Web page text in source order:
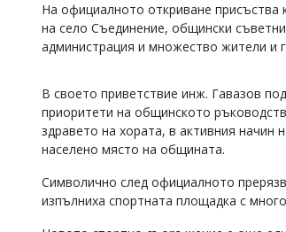
редактор:
Колев,
Коментарите
статиите
читателите
На официалното откриване
на село Съединение, общински
администрация и множество жители и
В своето приветствие инж. Гавазов
приоритети на общинското
здравето на хората, в активния
населено място на общината.
Символично след официалното
изпълниха спортната площадка с